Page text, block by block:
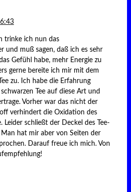
trinke ich nun das
und muß sagen, daß ich es sehr
Gefühl habe, mehr Energie zu
gerne bereite ich mir mit dem
zu. Ich habe die Erfahrung
Tee auf diese Art und
Vorher war das nicht der
verhindert die Oxidation des
Leider schließt der Deckel des Tee-
hat mir aber von Seiten der
Darauf freue ich mich. Von